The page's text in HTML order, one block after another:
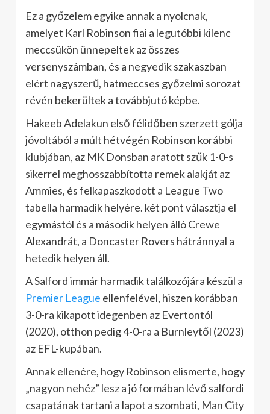
Ez a győzelem egyike annak a nyolcnak,
amelyet Karl Robinson fiai a legutóbbi kilenc
meccsükön ünnepeltek az összes
versenyszámban, és a negyedik szakaszban
elért nagyszerű, hatmeccses győzelmi sorozat
révén bekerültek a továbbjutó képbe.
Hakeeb Adelakun első félidőben szerzett gólja
jóvoltából a múlt hétvégén Robinson korábbi
klubjában, az MK Donsban aratott szűk 1-0-s
sikerrel meghosszabbította remek alakját az
Ammies, és felkapaszkodott a League Two
tabella harmadik helyére. két pont választja el
egymástól és a második helyen álló Crewe
Alexandrát, a Doncaster Rovers hátránnyal a
hetedik helyen áll.
A Salford immár harmadik találkozójára készül a
Premier League ellenfelével, hiszen korábban
3-0-ra kikapott idegenben az Evertontól
(2020), otthon pedig 4-0-ra a Burnleytől (2023)
az EFL-kupában.
Annak ellenére, hogy Robinson elismerte, hogy
„nagyon nehéz” lesz a jó formában lévő salfordi
csapatának tartani a lapot a szombati, Man City